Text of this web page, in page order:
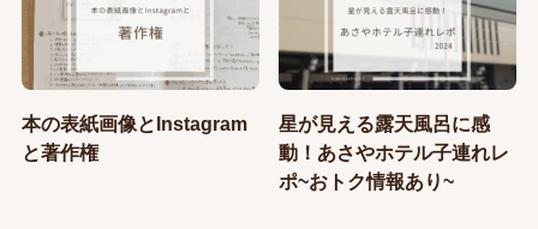
本の表紙画像とInstagram
と著作権
星が見える露天風呂に感
動！あさやホテル子連れレ
ポ~おトク情報あり~